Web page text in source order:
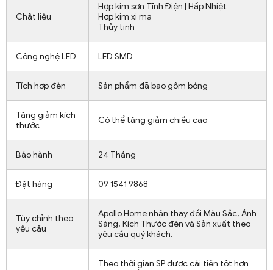
Chất liệu
Hợp kim sơn Tĩnh Điện | Hấp Nhiệt
Hợp kim xi mạ
Thủy tinh
Công nghệ LED LED SMD
Tích hợp đèn Sản phẩm đã bao gồm bóng
Tăng giảm kích
thước
Có thể tăng giảm chiều cao
Bảo hành 24 Tháng
Đặt hàng 09 1541 9868
Tùy chỉnh theo
yêu cầu
Apollo Home nhận thay đổi Màu Sắc, Ánh
Sáng, Kích Thước đèn và Sản xuất theo
yêu cầu quý khách.
Theo thời gian SP được cải tiến tốt hơn